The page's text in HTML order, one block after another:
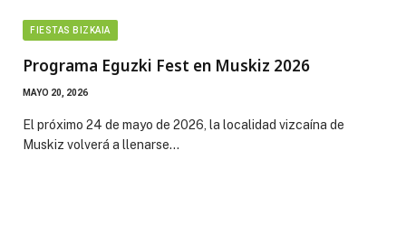
FIESTAS BIZKAIA
Programa Eguzki Fest en Muskiz 2026
MAYO 20, 2026
El próximo 24 de mayo de 2026, la localidad vizcaína de
Muskiz volverá a llenarse…